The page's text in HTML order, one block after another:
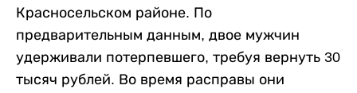
Красносельском районе. По
предварительным данным, двое мужчин
удерживали потерпевшего, требуя вернуть 30
тысяч рублей. Во время расправы они